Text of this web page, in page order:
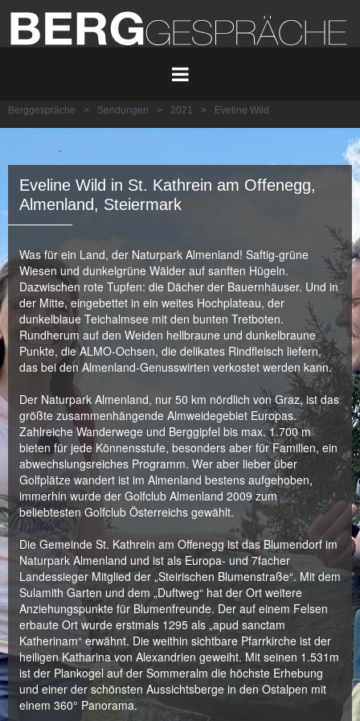
Berggespräche > Sendungen > 2021 > Eveline Wild
Eveline Wild in St. Kathrein am Offenegg,
Almenland, Steiermark
Was für ein Land, der Naturpark Almenland! Saftig-grüne
Wiesen und dunkelgrüne Wälder auf sanften Hügeln.
Dazwischen rote Tupfen: die Dächer der Bauernhäuser. Und in
der Mitte, eingebettet in ein weites Hochplateau, der
dunkelblaue Teichalmsee mit den bunten Tretboten.
Rundherum auf den Weiden hellbraune und dunkelbraune
Punkte, die ALMO-Ochsen, die delikates Rindfleisch liefern,
das bei den Almenland-Genusswirten verkostet werden kann.
Der Naturpark Almenland, nur 50 km nördlich von Graz, ist das
größte zusammenhängende Almweidegebiet Europas.
Zahlreiche Wanderwege und Berggipfel bis max. 1.700 m
bieten für jede Könnensstufe, besonders aber für Familien, ein
abwechslungsreiches Programm. Wer aber lieber über
Golfplätze wandert ist im Almenland bestens aufgehoben,
immerhin wurde der Golfclub Almenland 2009 zum
beliebtesten Golfclub Österreichs gewählt.
Die Gemeinde St. Kathrein am Offenegg ist das Blumendorf im
Naturpark Almenland und ist als Europa- und 7facher
Landessieger Mitglied der „Steirischen Blumenstraße“. Mit dem
Sulamith Garten und dem „Duftweg“ hat der Ort weitere
Anziehungspunkte für Blumenfreunde. Der auf einem Felsen
erbaute Ort wurde erstmals 1295 als „apud sanctam
Katherinam“ erwähnt. Die weithin sichtbare Pfarrkirche ist der
heiligen Katharina von Alexandrien geweiht. Mit seinen 1.531m
ist der Plankogel auf der Sommeralm die höchste Erhebung
und einer der schönsten Aussichtsberge in den Ostalpen mit
einem 360° Panorama.